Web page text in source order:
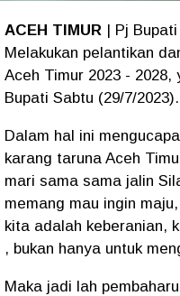
ACEH TIMUR | Pj
Melakukan pelantikan
Aceh Timur 2023 -
Bupati Sabtu (29/7/2023).
Dalam hal ini
karang taruna Aceh
mari sama sama jalin
memang mau ingin
kita adalah keberanian,
, bukan hanya untuk
Maka jadi lah